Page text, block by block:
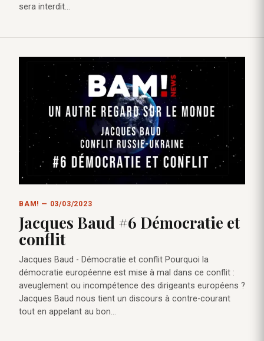
sera interdit…
BAM! — 03/03/2023
Jacques Baud #6 Démocratie et
conflit
Jacques Baud - Démocratie et conflit Pourquoi la
démocratie européenne est mise à mal dans ce conflit :
aveuglement ou incompétence des dirigeants européens ?
Jacques Baud nous tient un discours à contre-courant
tout en appelant au bon…